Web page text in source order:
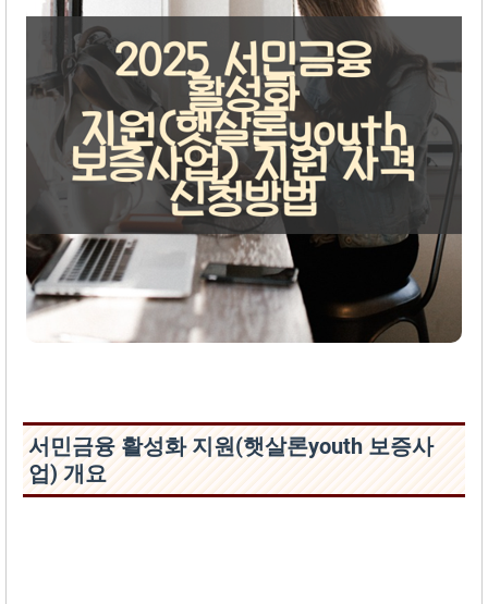
서민금융 활성화 지원(햇살론youth 보증사
업) 개요